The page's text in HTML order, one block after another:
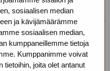
sosiaalisen median
ja kävijämäärämme
sosiaalisen median,
kumppaneillemme tietoja
Kumppanimme voivat
tietoihin, joita olet antanut